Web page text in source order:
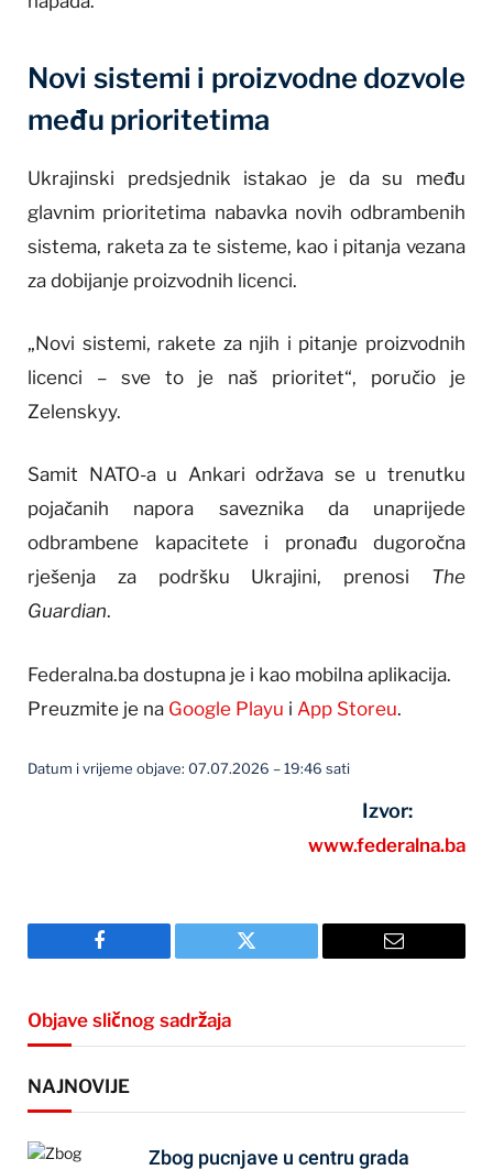
Novi sistemi i proizvodne dozvole
među prioritetima
Ukrajinski predsjednik istakao je da su među
glavnim prioritetima nabavka novih odbrambenih
sistema, raketa za te sisteme, kao i pitanja vezana
za dobijanje proizvodnih licenci.
„Novi sistemi, rakete za njih i pitanje proizvodnih
licenci – sve to je naš prioritet“, poručio je
Zelenskyy.
Samit NATO-a u Ankari održava se u trenutku
pojačanih napora saveznika da unaprijede
odbrambene kapacitete i pronađu dugoročna
rješenja za podršku Ukrajini, prenosi The
Guardian.
Federalna.ba dostupna je i kao mobilna aplikacija.
Preuzmite je na Google Playu i App Storeu.
Datum i vrijeme objave: 07.07.2026 – 19:46 sati
Izvor:
www.federalna.ba
Facebook Twitter Email
Objave sličnog sadržaja
NAJNOVIJE
Zbog pucnjave u centru grada